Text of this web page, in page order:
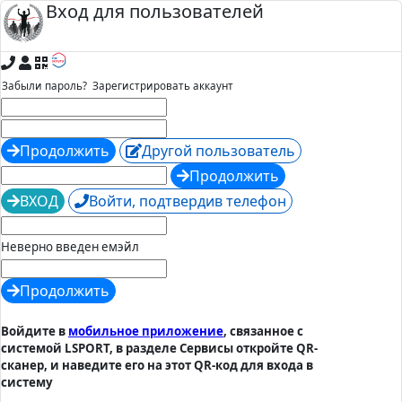
Вход для пользователей
Забыли пароль? Зарегистрировать аккаунт
Продолжить
Другой пользователь
Продолжить
ВХОД
Войти, подтвердив телефон
Неверно введен емэйл
Продолжить
Войдите в мобильное приложение, связанное с
системой LSPORT, в разделе Сервисы откройте QR-
сканер, и наведите его на этот QR-код для входа в
систему